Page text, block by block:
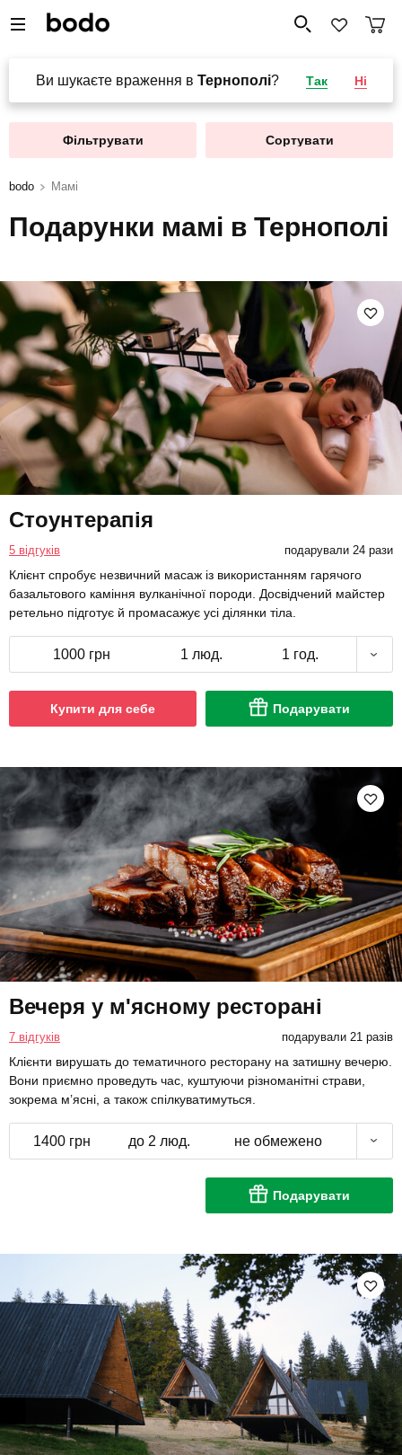
Ви шукаєте враження в Тернополі? Так Ні
Фільтрувати Сортувати
bodo Мамі
Подарунки мамі в Тернополі
Стоунтерапія
5 відгуків подарували 24 рази
Клієнт спробує незвичний масаж із використанням гарячого
базальтового каміння вулканічної породи. Досвідчений майстер
ретельно підготує й промасажує усі ділянки тіла.
1000 грн 1 люд. 1 год.
Купити для себе Подарувати
Вечеря у м'ясному ресторані
7 відгуків подарували 21 разів
Клієнти вирушать до тематичного ресторану на затишну вечерю.
Вони приємно проведуть час, куштуючи різноманітні страви,
зокрема м’ясні, а також спілкуватимуться.
1400 грн до 2 люд. не обмежено
Подарувати